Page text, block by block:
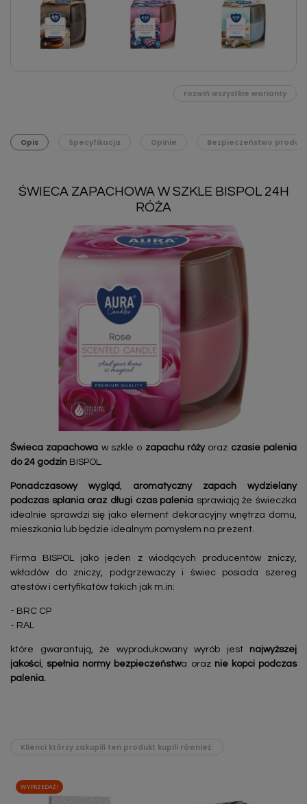
rozwiń wszystkie warianty
Opis Specyfikacja Opinie Bezpieczeństwo
ŚWIECA ZAPACHOWA W SZKLE BISPOL 24H
RÓŻA
Świeca zapachowa w szkle o zapachu różyoraz czasie palenia
do 24 godzin BISPOL.
Ponadczasowy wygląd , aromatyczny zapach wydzielany
podczas splania oraz długi czas palenia sprawiają że świeczka
idealnie sprawdzi się jako element dekoracyjny wnętrza domu,
mieszkania lub będzie idealnym pomysłem na prezent.
Firma BISPOL jako jeden z wiodących producentów zniczy,
wkładów do zniczy, podgrzewaczy i świec posiada szereg
atestów i certyfikatów takich jak m.in:
- BRC CP
- RAL
które gwarantują, że wyprodukowany wyrób jest najwyższej
jakości,spełnia normy bezpieczeństwa oraz nie kopci podczas
palenia.
Klienci którzy zakupili ten produkt kupili również:
WYPRZEDAŻ!